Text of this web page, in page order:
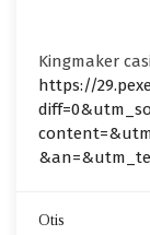
Kingmaker
https://
Otis